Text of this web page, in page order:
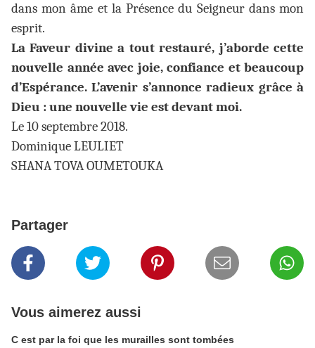
dans mon âme et la Présence du Seigneur dans mon
esprit.
La Faveur divine a tout restauré, j’aborde cette
nouvelle année avec joie, confiance et beaucoup
d’Espérance. L’avenir s’annonce radieux grâce à
Dieu : une nouvelle vie est devant moi.
Le 10 septembre 2018.
Dominique LEULIET
SHANA TOVA OUMETOUKA
Partager
Vous aimerez aussi
C est par la foi que les murailles sont tombées